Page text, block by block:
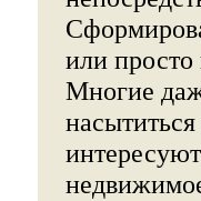
или просто
Многие